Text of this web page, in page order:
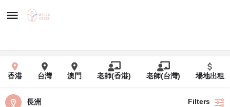
香港 台灣 澳門 老師(香港) 老師(台灣) 場地出租
長洲 Filters